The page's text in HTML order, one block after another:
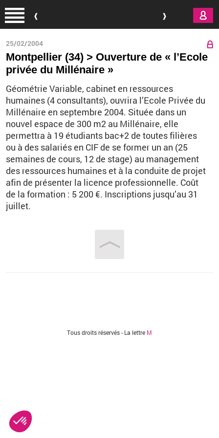
25/02/2004
Montpellier (34) > Ouverture de « l’Ecole
privée du Millénaire »
Géométrie Variable, cabinet en ressources
humaines (4 consultants), ouvrira l’Ecole Privée du
Millénaire en septembre 2004. Située dans un
nouvel espace de 300 m2 au Millénaire, elle
permettra à 19 étudiants bac+2 de toutes filières
ou à des salariés en CIF de se former un an (25
semaines de cours, 12 de stage) au management
des ressources humaines et à la conduite de projet
afin de présenter la licence professionnelle. Coût
de la formation : 5 200 €. Inscriptions jusqu’au 31
juillet.
Tous droits réservés - La lettre M